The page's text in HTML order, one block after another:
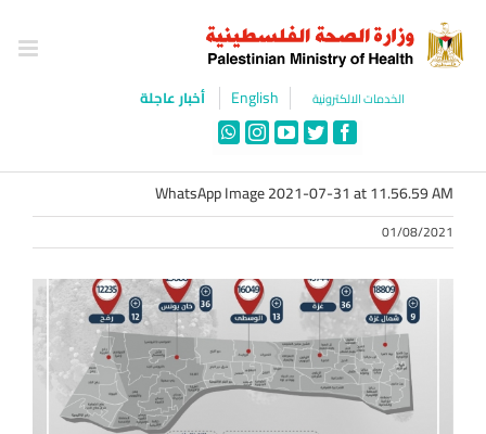
content
الخدمات الالكترونية English أخبار عاجلة
Facebook
Twitter
YouTube
Instagram
WhatsApp
WhatsApp Image 2021-07-31 at 11.56.59 AM
01/08/2021